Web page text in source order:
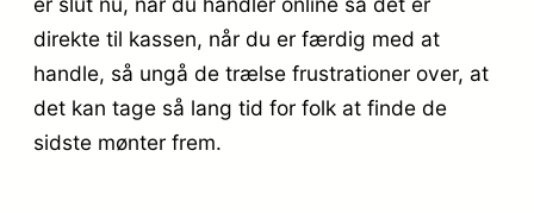
direkte til kassen, når du er færdig med at
handle, så ungå de trælse frustrationer over, at
det kan tage så lang tid for folk at finde de
sidste mønter frem.